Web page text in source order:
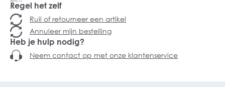
Regel het zelf
Ruil of retourneer een artikel
Annuleer mijn bestelling
Heb je hulp nodig?
Neem contact op met onze klantenservice